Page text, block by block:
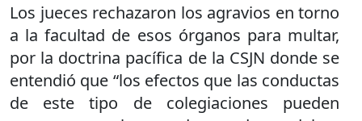
Los jueces rechazaron los agravios en torno
a la facultad de esos órganos para multar,
por la doctrina pacífica de la CSJN donde se
entendió que “los efectos que las conductas
de este tipo de colegiaciones pueden